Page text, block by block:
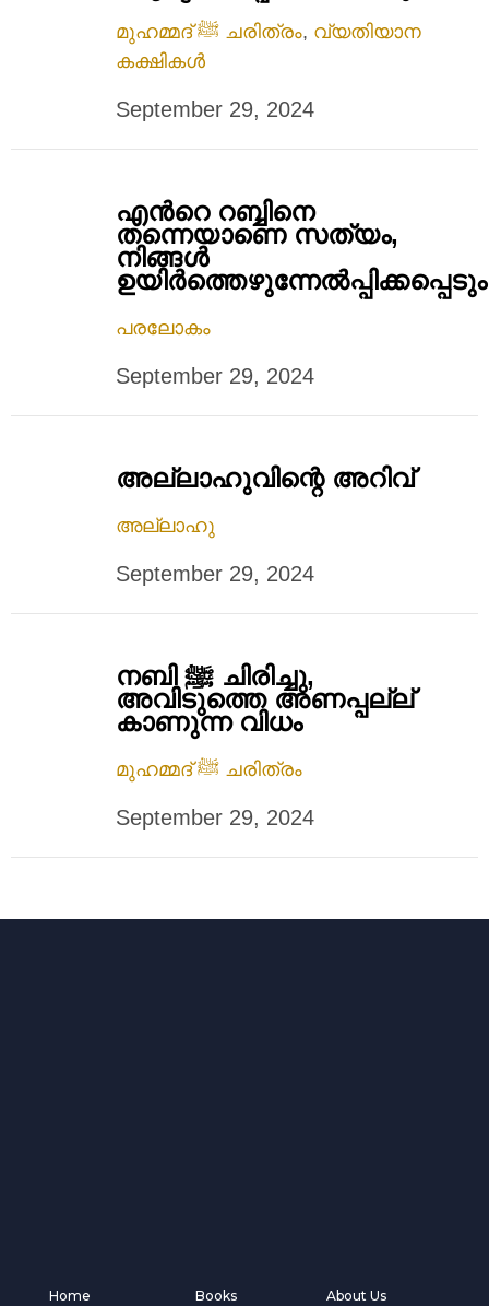
മുഹമ്മദ് ﷺ ചരിത്രം, വ്യതിയാന
കക്ഷികൾ
September 29, 2024
എന്‍റെ റബ്ബിനെ
തന്നെയാണെ സത്യം,
നിങ്ങള്‍
ഉയിര്‍ത്തെഴുന്നേല്‍പ്പിക്കപ്പെടും
പരലോകം
September 29, 2024
അല്ലാഹുവിന്റെ അറിവ്
അല്ലാഹു
September 29, 2024
നബി ﷺ ചിരിച്ചു,
അവിടുത്തെ അണപ്പല്ല്
കാണുന്ന വിധം
മുഹമ്മദ് ﷺ ചരിത്രം
September 29, 2024
Home Books About Us